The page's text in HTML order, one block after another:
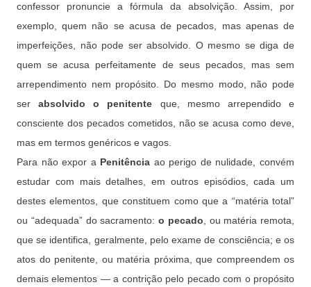
confessor pronuncie a fórmula da absolvição. Assim, por
exemplo, quem não se acusa de pecados, mas apenas de
imperfeições, não pode ser absolvido. O mesmo se diga de
quem se acusa perfeitamente de seus pecados, mas sem
arrependimento nem propósito. Do mesmo modo, não pode
serabsolvido o penitente que, mesmo arrependido e
consciente dos pecados cometidos, não se acusa como deve,
mas em termos genéricos e vagos.
Para não expor a Penitência ao perigo de nulidade, convém
estudar com mais detalhes, em outros episódios, cada um
destes elementos, que constituem como que a “matéria total”
ou “adequada” do sacramento: o pecado , ou matéria remota,
que se identifica, geralmente, pelo exame de consciência; e os
atos do penitente, ou matéria próxima, que compreendem os
demais elementos — a contrição pelo pecado com o propósito